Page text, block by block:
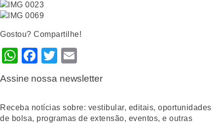
Gostou? Compartilhe!
WhatsApp
Facebook
Twitter
Assine nossa newsletter
Receba notícias sobre: vestibular, editais, oportunidades
de bolsa, programas de extensão, eventos, e outras